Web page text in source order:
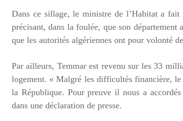
Dans ce sillage, le ministre de l’Habitat a fait
précisant, dans la foulée, que son
que les autorités algériennes ont pour volonté
Par ailleurs, Temmar est revenu sur les 33
logement. « Malgré les difficultés financière, le
la République. Pour preuve il nous a
dans une déclaration de presse.